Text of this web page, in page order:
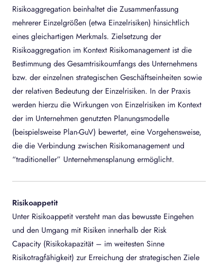
Risikoaggregation beinhaltet die Zusammenfassung
mehrerer Einzelgrößen (etwa Einzelrisiken) hinsichtlich
eines gleichartigen Merkmals. Zielsetzung der
Risikoaggregation im Kontext Risikomanagement ist die
Bestimmung des Gesamtrisikoumfangs des Unternehmens
bzw. der einzelnen strategischen Geschäftseinheiten sowie
der relativen Bedeutung der Einzelrisiken. In der Praxis
werden hierzu die Wirkungen von Einzelrisiken im Kontext
der im Unternehmen genutzten Planungsmodelle
(beispielsweise Plan-GuV) bewertet, eine Vorgehensweise,
die die Verbindung zwischen Risikomanagement und
“traditioneller” Unternehmensplanung ermöglicht.
Risikoappetit
Unter Risikoappetit versteht man das bewusste Eingehen
und den Umgang mit Risiken innerhalb der Risk
Capacity (Risikokapazität – im weitesten Sinne
Risikotragfähigkeit) zur Erreichung der strategischen Ziele